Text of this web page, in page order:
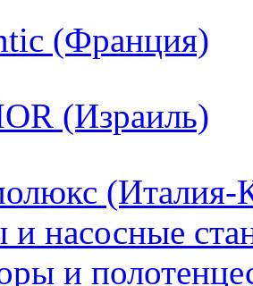
(Франция)
(Израиль)
(Италия-
и насосные
и